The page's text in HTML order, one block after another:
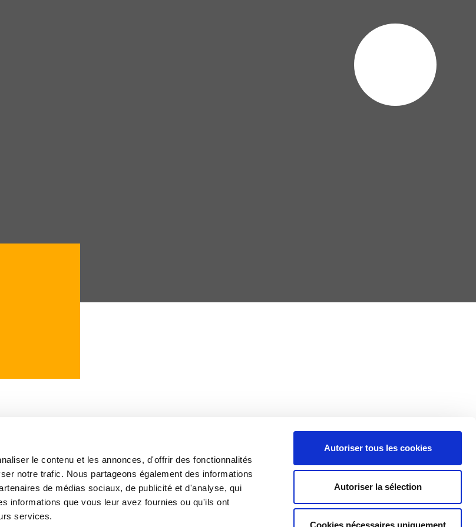
le contenu et les annonces, d'offrir des fonctionnalités
notre trafic. Nous partageons également des informations
de médias sociaux, de publicité et d'analyse, qui
informations que vous leur avez fournies ou qu'ils ont
services.
Autoriser tous les cookies
Autoriser la sélection
Cookies nécessaires uniquement
Norway
Sweden
United States
Programmes
Team
Castings
Actus
Producer
guidelines
CGU et
Mentions